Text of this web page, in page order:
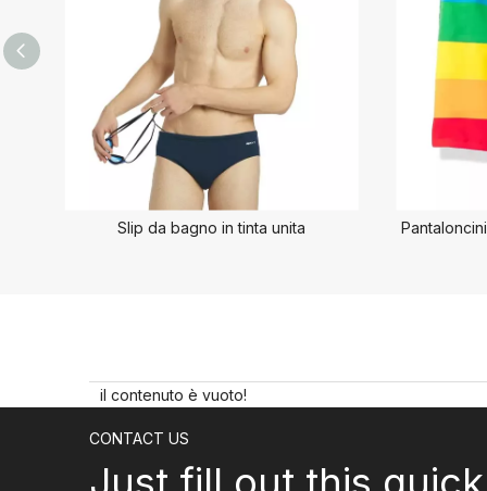
Slip da bagno in tinta unita
il contenuto è vuoto!
CONTACT US